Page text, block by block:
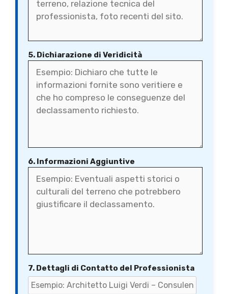
5. Dichiarazione di Veridicità
6. Informazioni Aggiuntive
7. Dettagli di Contatto del Professionista